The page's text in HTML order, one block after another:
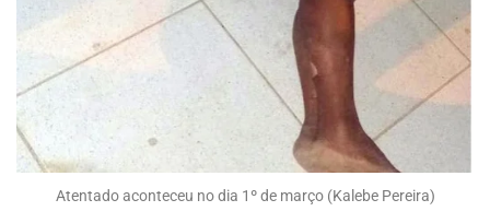
Atentado aconteceu no dia 1º de março (Kalebe Pereira)